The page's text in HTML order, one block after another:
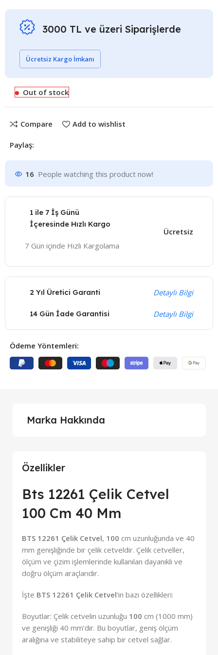
3000 TL ve üzeri Siparişlerde
Ücretsiz Kargo İmkanı
Out of stock
Compare Add to wishlist
Paylaş:
16 People watching this product now!
1 ile 7 İş Günü
İçeresinde Hızlı Kargo
7 Gün içinde Hızlı Kargolama
Ücretsiz
2 Yıl Üretici Garanti Detaylı Bilgi
14 Gün İade Garantisi Detaylı Bilgi
Ödeme Yöntemleri:
Özellikler
Bts 12261 Çelik Cetvel
100 Cm 40 Mm
BTS 12261 Çelik Cetvel, 100 cm uzunluğunda ve 40
mm genişliğinde bir çelik cetveldir. Çelik cetveller,
ölçüm ve çizim işlemlerinde kullanılan dayanıklı ve
doğru ölçüm araçlarıdır.
İşte BTS 12261 Çelik Cetvel‘in bazı özellikleri:
Boyutlar: Çelik cetvelin uzunluğu 100 cm (1000 mm)
ve genişliği 40 mm’dir. Bu boyutlar, geniş ölçüm
aralığına ve stabiliteye sahip bir cetvel sağlar.
Marka Hakkında